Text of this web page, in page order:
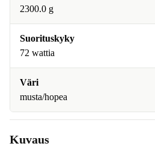
2300.0 g
Suorituskyky
72 wattia
Väri
musta/hopea
Kuvaus